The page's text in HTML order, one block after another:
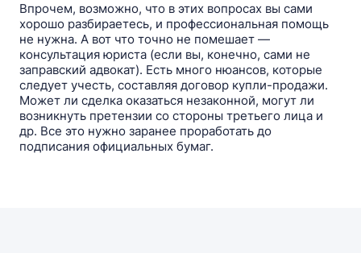
Впрочем, возможно, что в этих вопросах вы сами
хорошо разбираетесь, и профессиональная помощь
не нужна. А вот что точно не помешает —
консультация юриста (если вы, конечно, сами не
заправский адвокат). Есть много нюансов, которые
следует учесть, составляя договор купли-продажи.
Может ли сделка оказаться незаконной, могут ли
возникнуть претензии со стороны третьего лица и
др. Все это нужно заранее проработать до
подписания официальных бумаг.